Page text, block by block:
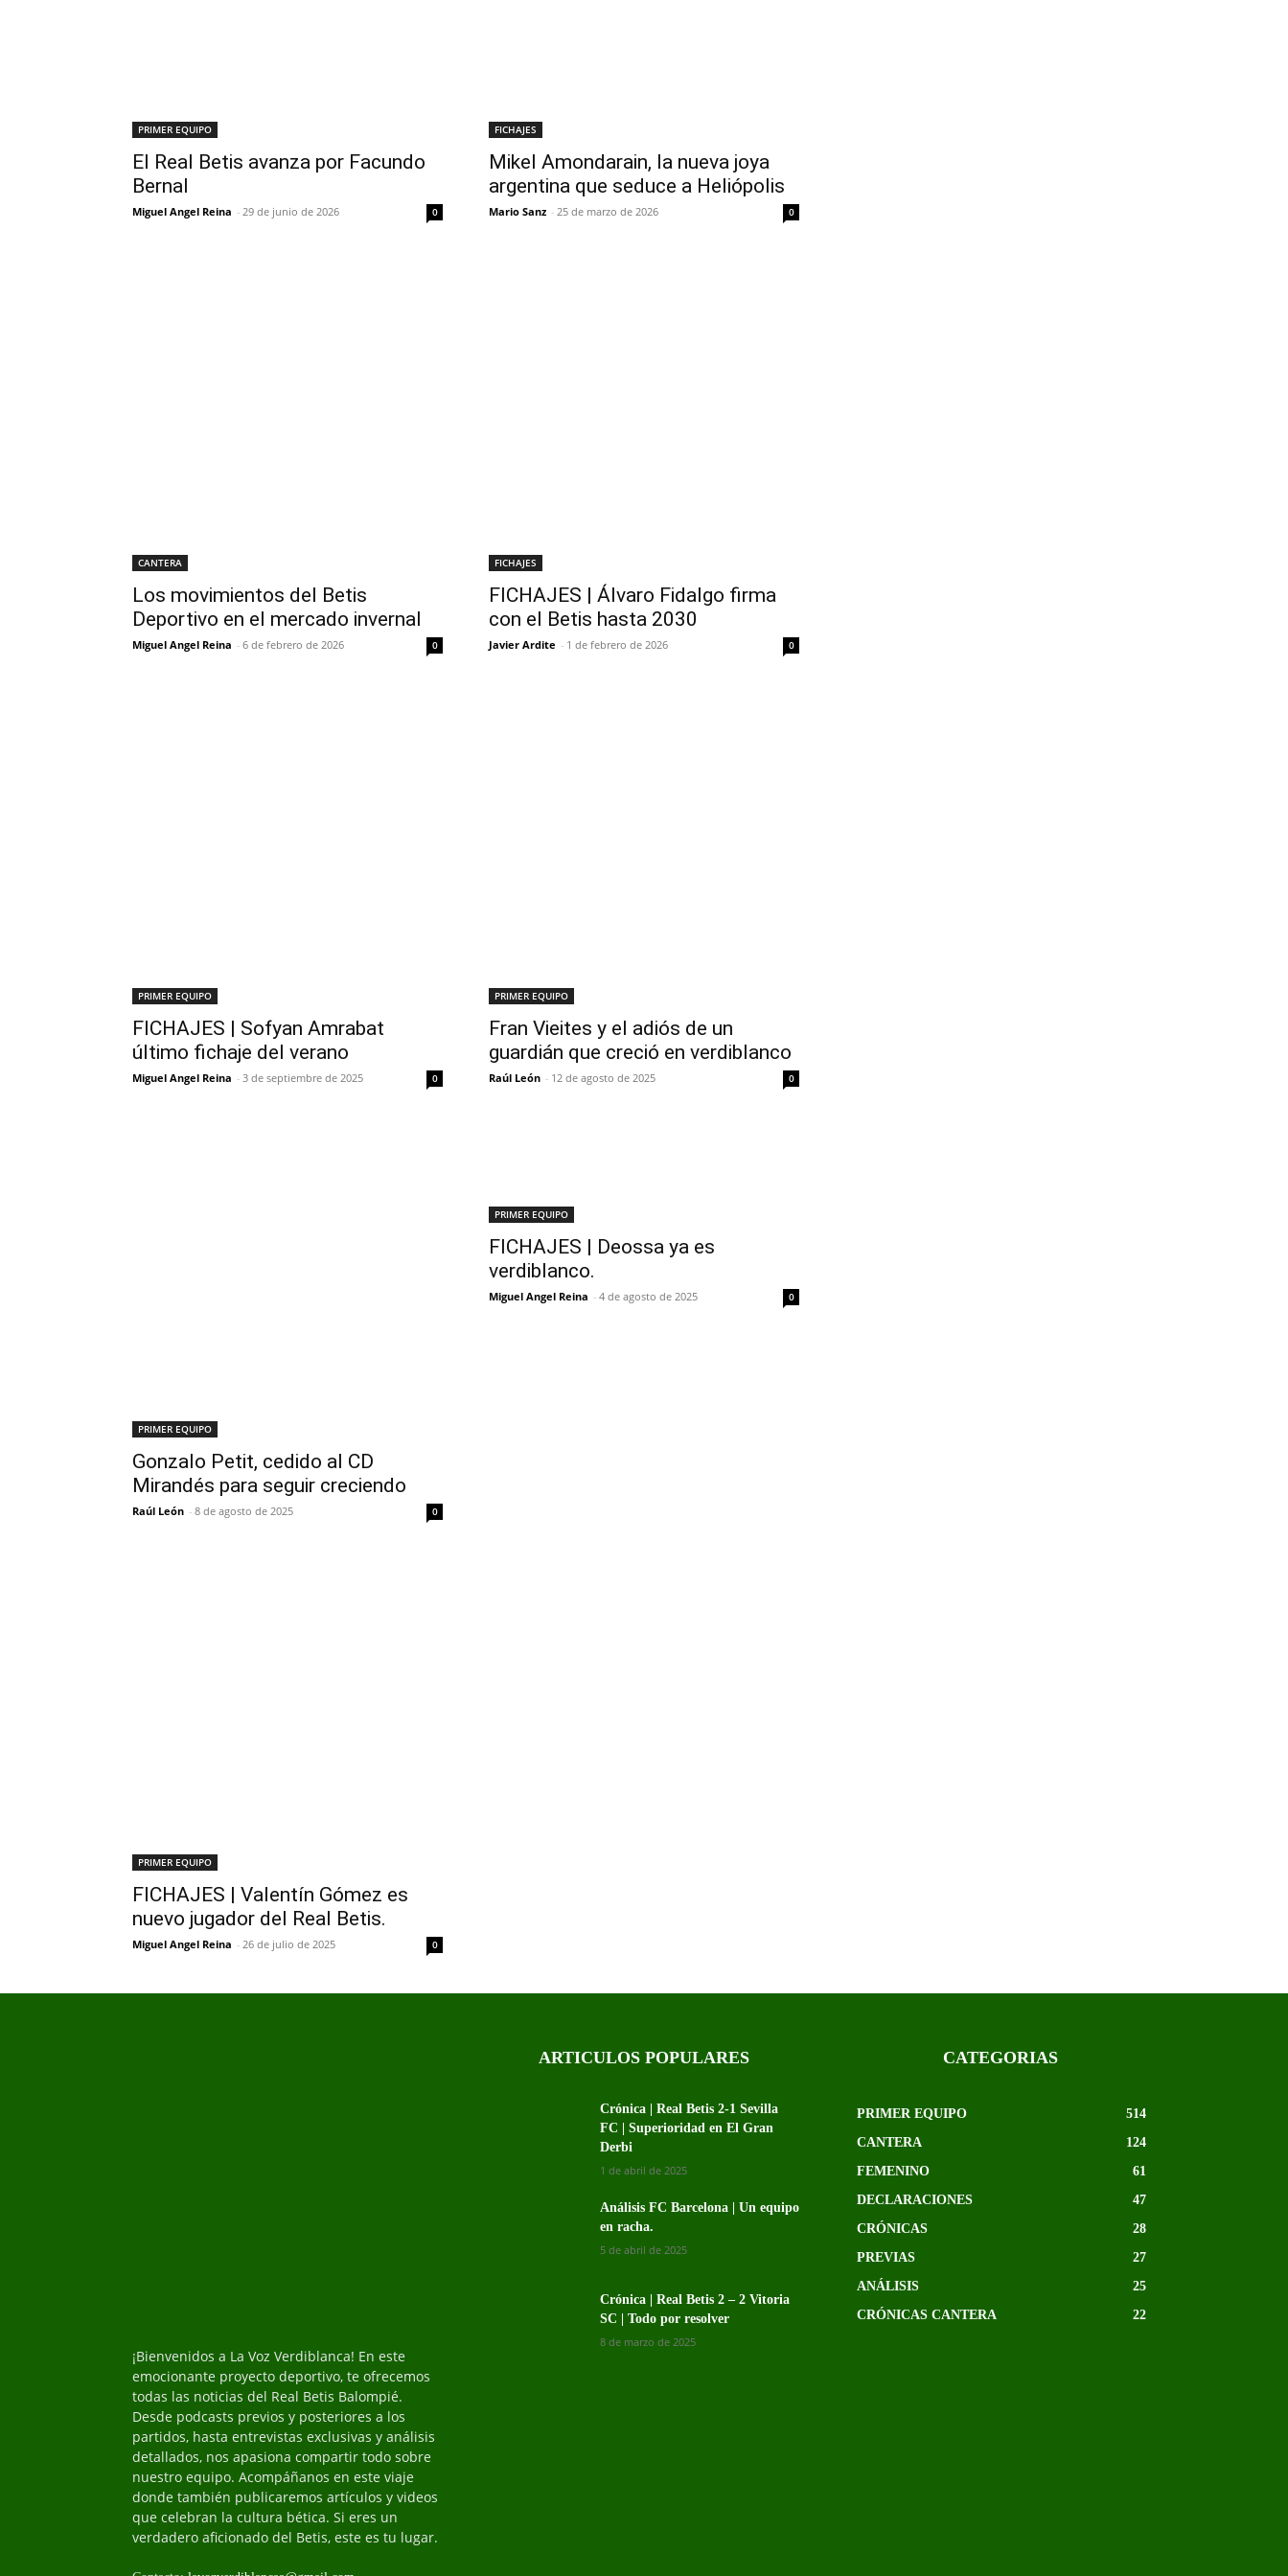
PRIMER EQUIPO
El Real Betis avanza por Facundo
Bernal
Miguel Angel Reina - 29 de junio de 2026 0
FICHAJES
Mikel Amondarain, la nueva joya
argentina que seduce a Heliópolis
Mario Sanz - 25 de marzo de 2026 0
CANTERA
Los movimientos del Betis
Deportivo en el mercado invernal
Miguel Angel Reina - 6 de febrero de 2026 0
FICHAJES
FICHAJES | Álvaro Fidalgo firma
con el Betis hasta 2030
Javier Ardite - 1 de febrero de 2026 0
PRIMER EQUIPO
FICHAJES | Sofyan Amrabat
último fichaje del verano
Miguel Angel Reina - 3 de septiembre de 2025 0
PRIMER EQUIPO
Fran Vieites y el adiós de un
guardián que creció en verdiblanco
Raúl León - 12 de agosto de 2025 0
PRIMER EQUIPO
Gonzalo Petit, cedido al CD
Mirandés para seguir creciendo
Raúl León - 8 de agosto de 2025 0
PRIMER EQUIPO
FICHAJES | Deossa ya es
verdiblanco.
Miguel Angel Reina - 4 de agosto de 2025 0
PRIMER EQUIPO
FICHAJES | Valentín Gómez es
nuevo jugador del Real Betis.
Miguel Angel Reina - 26 de julio de 2025 0
¡Bienvenidos a La Voz Verdiblanca! En este
emocionante proyecto deportivo, te ofrecemos
todas las noticias del Real Betis Balompié.
Desde podcasts previos y posteriores a los
partidos, hasta entrevistas exclusivas y análisis
detallados, nos apasiona compartir todo sobre
nuestro equipo. Acompáñanos en este viaje
donde también publicaremos artículos y videos
que celebran la cultura bética. Si eres un
verdadero aficionado del Betis, este es tu lugar.
ARTICULOS POPULARES
Crónica | Real Betis 2-1 Sevilla
FC | Superioridad en El Gran
Derbi
1 de abril de 2025
Análisis FC Barcelona | Un equipo
en racha.
5 de abril de 2025
Crónica | Real Betis 2 – 2 Vitoria
SC | Todo por resolver
8 de marzo de 2025
CATEGORIAS
PRIMER EQUIPO
514
CANTERA
124
FEMENINO
61
DECLARACIONES
47
CRÓNICAS
28
PREVIAS
27
ANÁLISIS
25
CRÓNICAS CANTERA
22